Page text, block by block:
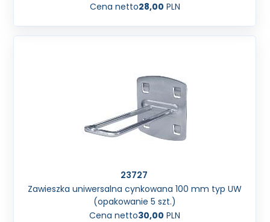
Cena netto28,00 PLN
23727
Zawieszka uniwersalna cynkowana 100 mm typ UW
(opakowanie 5 szt.)
Cena netto30,00 PLN